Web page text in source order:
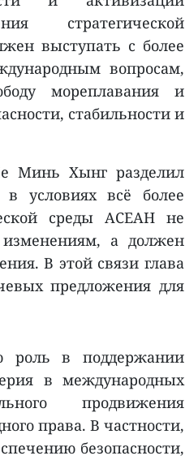
стратегической
выступать с более
вопросам,
мореплавания и
стабильности и
Минь Хынг разделил
условиях всё более
среды АСЕАН не
а должен
В этой связи глава
предложения для
роль в поддержании
в международных
продвижения
права. В частности,
безопасности,